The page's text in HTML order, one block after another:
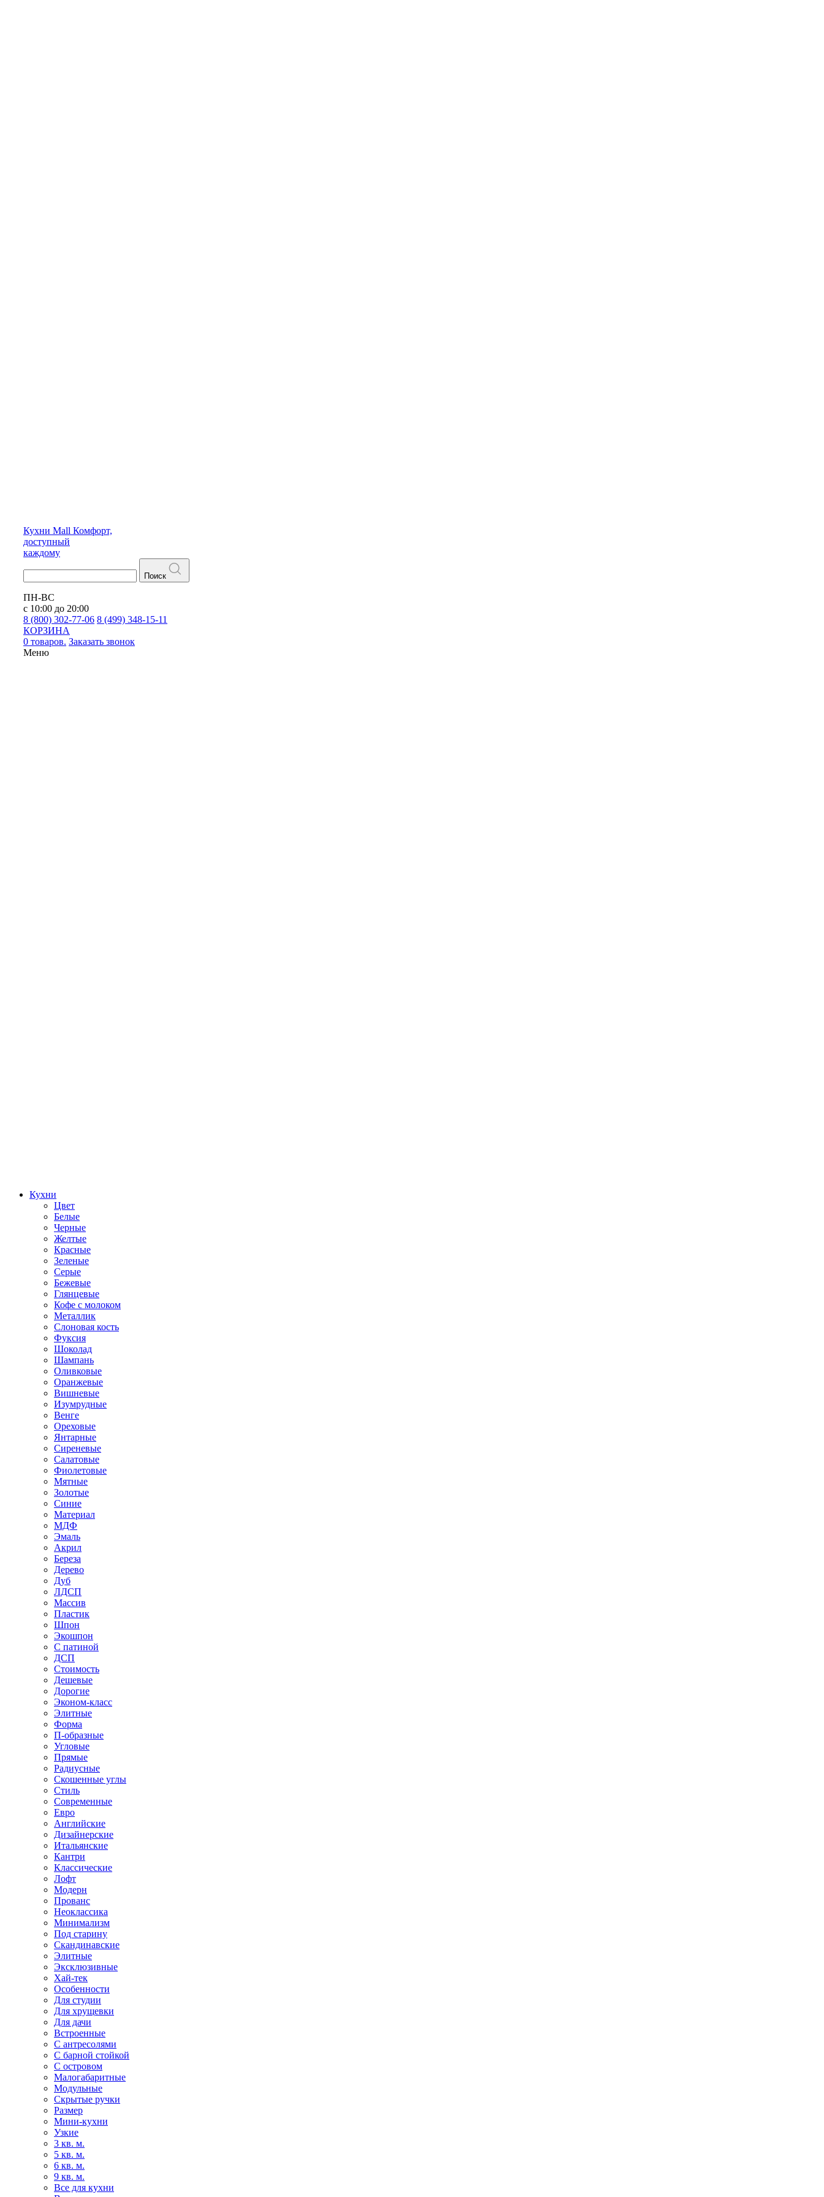
Кухни Mall Комфорт,
доступный
каждому
Поиск
ПН-ВС
с 10:00 до 20:00
8 (800) 302-77-06 8 (499) 348-15-11
КОРЗИНА
0 товаров. Заказать звонок
Меню
Кухни
Цвет
Белые
Черные
Желтые
Красные
Зеленые
Серые
Бежевые
Глянцевые
Кофе с молоком
Металлик
Слоновая кость
Фуксия
Шоколад
Шампань
Оливковые
Оранжевые
Вишневые
Изумрудные
Венге
Ореховые
Янтарные
Сиреневые
Салатовые
Фиолетовые
Мятные
Золотые
Синие
Материал
МДФ
Эмаль
Акрил
Береза
Дерево
Дуб
ЛДСП
Массив
Пластик
Шпон
Экошпон
С патиной
ДСП
Стоимость
Дешевые
Дорогие
Эконом-класс
Элитные
Форма
П-образные
Угловые
Прямые
Радиусные
Скошенные углы
Стиль
Современные
Евро
Английские
Дизайнерские
Итальянские
Кантри
Классические
Лофт
Модерн
Прованс
Неоклассика
Минимализм
Под старину
Скандинавские
Элитные
Эксклюзивные
Хай-тек
Особенности
Для студии
Для хрущевки
Для дачи
Встроенные
С антресолями
С барной стойкой
С островом
Малогабаритные
Модульные
Скрытые ручки
Размер
Мини-кухни
Узкие
3 кв. м.
5 кв. м.
6 кв. м.
9 кв. м.
Все для кухни